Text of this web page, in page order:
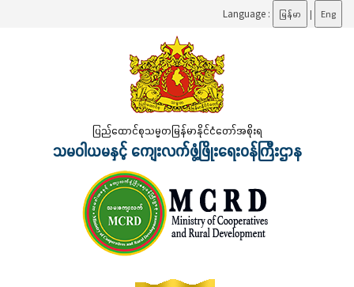
Language : မြန်မာ | Eng
ပြည်ထောင်စုသမ္မတမြန်မာနိုင်ငံတော်အစိုးရ
သမဝါယမနှင့် ကျေးလက်ဖွံ့ဖြိုးရေးဝန်ကြီးဌာန